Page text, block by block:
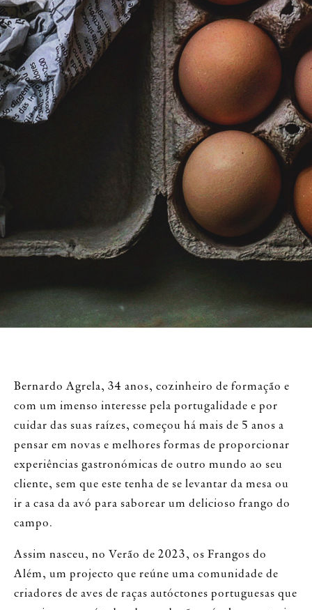
Bernardo Agrela, 34 anos, cozinheiro de formação e
com um imenso interesse pela portugalidade e por
cuidar das suas raízes, começou há mais de 5 anos a
pensar em novas e melhores formas de proporcionar
experiências gastronómicas de outro mundo ao seu
cliente, sem que este tenha de se levantar da mesa ou
ir a casa da avó para saborear um delicioso frango do
campo.
Assim nasceu, no Verão de 2023, os Frangos do
Além, um projecto que reúne uma comunidade de
criadores de aves de raças autóctones portuguesas que